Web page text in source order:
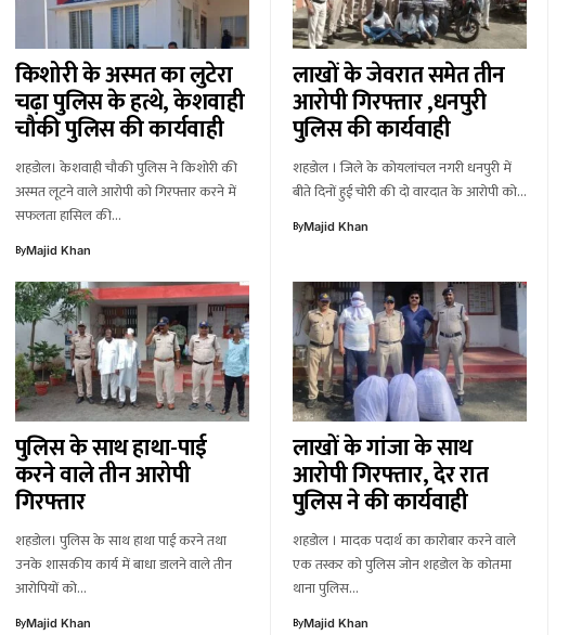
किशोरी के अस्मत का लुटेरा
चढ़ा पुलिस के हत्थे, केशवाही
चौकी पुलिस की कार्यवाही
शहडोल। केशवाही चौकी पुलिस ने किशोरी की
अस्मत लूटने वाले आरोपी को गिरफ्तार करने में
सफलता हासिल की…
ByMajid Khan
लाखों के जेवरात समेत तीन
आरोपी गिरफ्तार ,धनपुरी
पुलिस की कार्यवाही
शहडोल । जिले के कोयलांचल नगरी धनपुरी में
बीते दिनों हुई चोरी की दो वारदात के आरोपी को…
ByMajid Khan
पुलिस के साथ हाथा-पाई
करने वाले तीन आरोपी
गिरफ्तार
शहडोल। पुलिस के साथ हाथा पाई करने तथा
उनके शासकीय कार्य में बाधा डालने वाले तीन
आरोपियों को…
ByMajid Khan
लाखों के गांजा के साथ
आरोपी गिरफ्तार, देर रात
पुलिस ने की कार्यवाही
शहडोल । मादक पदार्थ का कारोबार करने वाले
एक तस्कर को पुलिस जोन शहडोल के कोतमा
थाना पुलिस…
ByMajid Khan